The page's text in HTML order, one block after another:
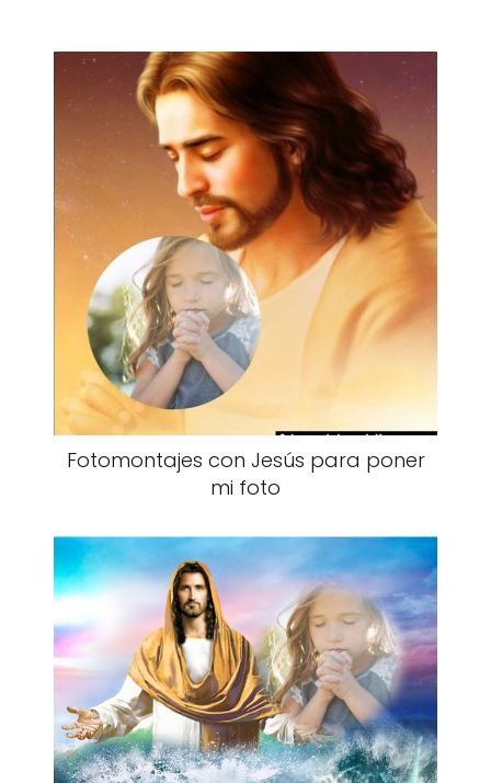
Fotomontajes con Jesús para poner
mi foto